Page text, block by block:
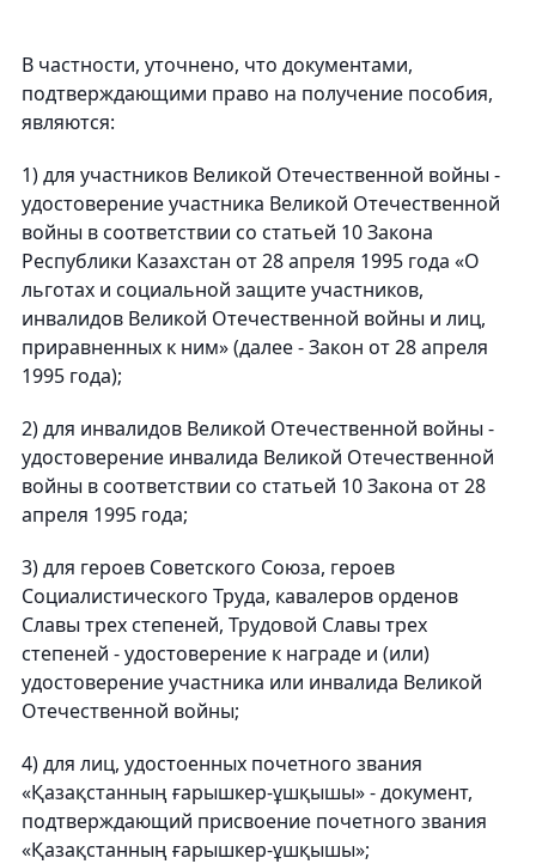
В частности, уточнено, что документами,
подтверждающими право на получение пособия,
являются:
1) для участников Великой Отечественной войны -
удостоверение участника Великой Отечественной
войны в соответствии со статьей 10 Закона
Республики Казахстан от 28 апреля 1995 года «О
льготах и социальной защите участников,
инвалидов Великой Отечественной войны и лиц,
приравненных к ним» (далее - Закон от 28 апреля
1995 года);
2) для инвалидов Великой Отечественной войны -
удостоверение инвалида Великой Отечественной
войны в соответствии со статьей 10 Закона от 28
апреля 1995 года;
3) для героев Советского Союза, героев
Социалистического Труда, кавалеров орденов
Славы трех степеней, Трудовой Славы трех
степеней - удостоверение к награде и (или)
удостоверение участника или инвалида Великой
Отечественной войны;
4) для лиц, удостоенных почетного звания
«Қазақстанның ғарышкер-ұшқышы» - документ,
подтверждающий присвоение почетного звания
«Қазақстанның ғарышкер-ұшқышы»;